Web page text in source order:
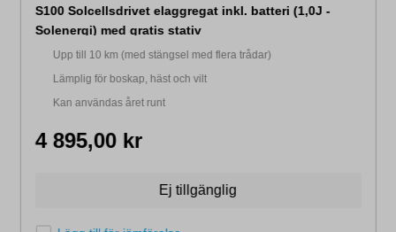
S100 Solcellsdrivet elaggregat inkl. batteri (1,0J -
Solenergi) med gratis stativ​
Upp till 10 km (med stängsel med flera trådar)
Lämplig för boskap, häst och vilt
Kan användas året runt
4 895,00 kr
Ej tillgänglig